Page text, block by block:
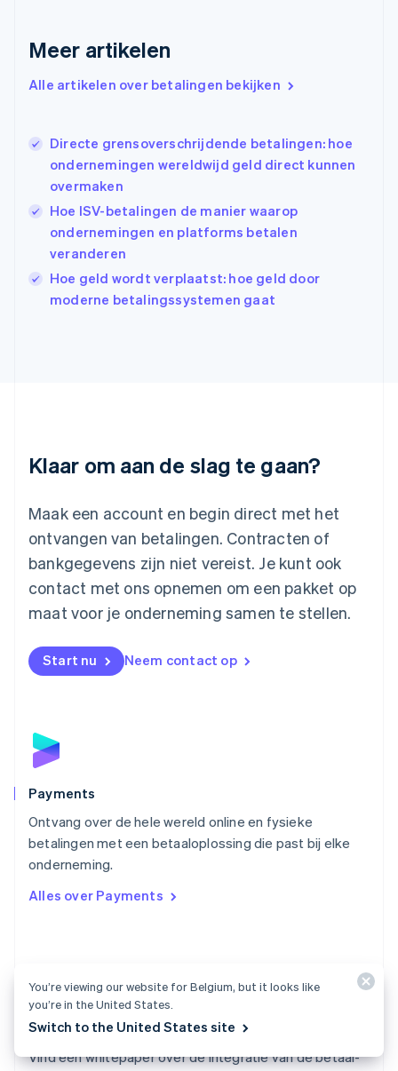
Meer artikelen
Alle artikelen over betalingen bekijken
Directe grensoverschrijdende betalingen: hoe
ondernemingen wereldwijd geld direct kunnen
overmaken
Hoe ISV-betalingen de manier waarop
ondernemingen en platforms betalen
veranderen
Hoe geld wordt verplaatst: hoe geld door
moderne betalingssystemen gaat
Klaar om aan de slag te gaan?
Maak een account en begin direct met het
ontvangen van betalingen. Contracten of
bankgegevens zijn niet vereist. Je kunt ook
contact met ons opnemen om een pakket op
maat voor je onderneming samen te stellen.
Start nu Neem contact op
Payments
Ontvang over de hele wereld online en fysieke
betalingen met een betaaloplossing die past bij elke
onderneming.
Alles over Payments
Documentatie voor Payments
Vind een whitepaper over de integratie van de betaal-
Griekenland
Hongarije
English简体中文
Ierland
English
Italië
ItalianoEnglish
日本語English
Kroatië
FrançaisDeutschEnglish
English
Malta
English
Mexico
Nederland
NederlandsEnglish
English
Noorwegen
Polen
English
Português
English
Singapore
English简体中文
EnglishItaliano
Thailand
ไทย English
Tsjechië
Vasteland van China
You’re viewing our website for Belgium, but it looks like
you’re in the United States.
Switch to the United States site